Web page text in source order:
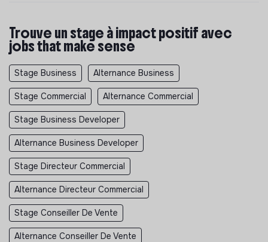
Trouve un stage à impact positif avec
jobs that make sense
Stage Business Alternance Business
Stage Commercial Alternance Commercial
Stage Business Developer
Alternance Business Developer
Stage Directeur Commercial
Alternance Directeur Commercial
Stage Conseiller De Vente
Alternance Conseiller De Vente